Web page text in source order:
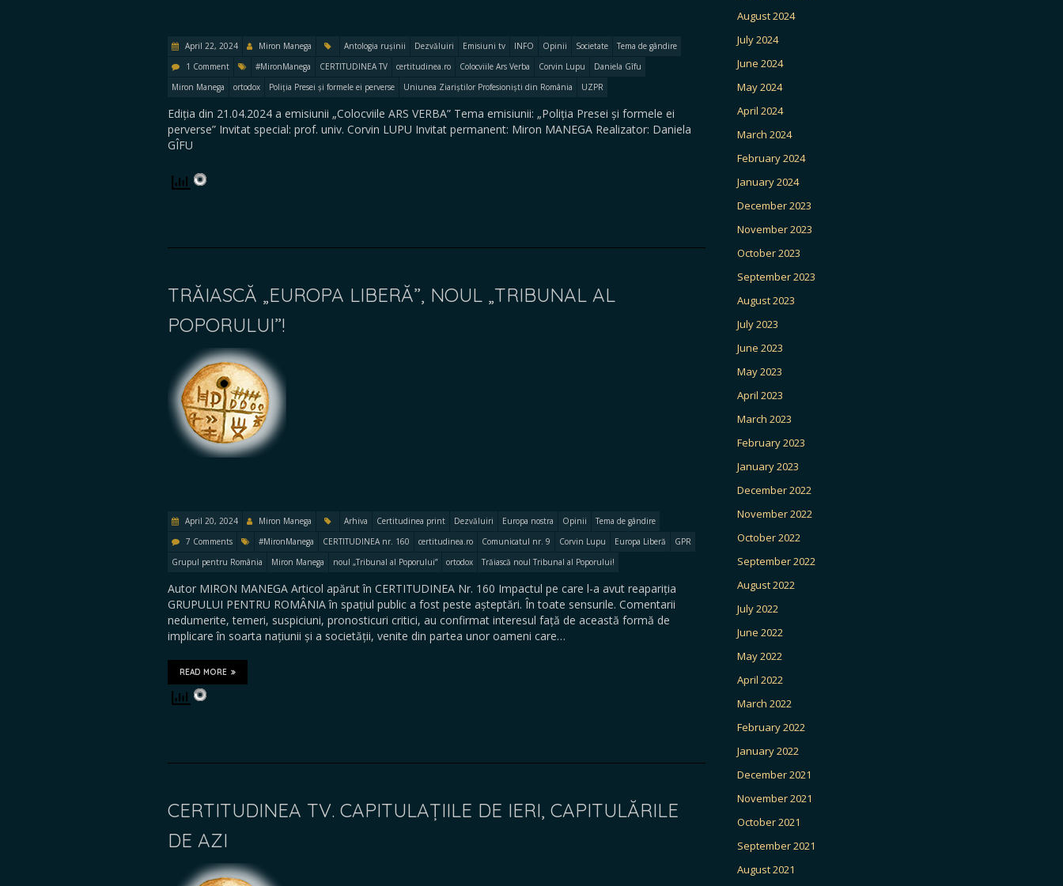
April 22, 2024 Miron Manega Antologia rușinii Dezvăluiri Emisiuni tv INFO Opinii Societate
Tema de gândire
1 Comment
#MironManega CERTITUDINEA TV certitudinea.ro Colocviile Ars Verba Corvin Lupu
Daniela Gîfu
Miron Manega
ortodox Poliția Presei și formele ei perverse Uniunea Ziariștilor Profesioniști din România UZPR
Ediția din 21.04.2024 a emisiunii „Colocviile ARS VERBA” Tema emisiunii: „Poliția Presei și formele ei
perverse” Invitat special: prof. univ. Corvin LUPU Invitat permanent: Miron MANEGA Realizator: Daniela
GÎFU
TRĂIASCĂ „EUROPA LIBERĂ”, NOUL „TRIBUNAL AL
POPORULUI”!
April 20, 2024 Miron Manega Arhiva Certitudinea print Dezvăluiri Europa nostra Opinii
Tema de gândire
7 Comments
#MironManega CERTITUDINEA nr. 160 certitudinea.ro Comunicatul nr. 9 Corvin Lupu Europa Liberă
GPR
Grupul pentru România
Miron Manega noul „Tribunal al Poporului” ortodox Trăiască noul Tribunal al Poporului!
Autor MIRON MANEGA Articol apărut în CERTITUDINEA Nr. 160 Impactul pe care l-a avut reapariția
GRUPULUI PENTRU ROMÂNIA în spațiul public a fost peste așteptări. În toate sensurile. Comentarii
nedumerite, temeri, suspiciuni, pronosticuri critici, au confirmat interesul față de această formă de
implicare în soarta națiunii și a societății, venite din partea unor oameni care…
READ MORE
CERTITUDINEA TV. CAPITULAȚIILE DE IERI, CAPITULĂRILE
DE AZI
August 2024
July 2024
June 2024
May 2024
April 2024
March 2024
February 2024
January 2024
December 2023
November 2023
October 2023
September 2023
August 2023
July 2023
June 2023
May 2023
April 2023
March 2023
February 2023
January 2023
December 2022
November 2022
October 2022
September 2022
August 2022
July 2022
June 2022
May 2022
April 2022
March 2022
February 2022
January 2022
December 2021
November 2021
October 2021
September 2021
August 2021